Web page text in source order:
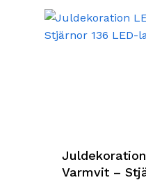
Varmvit –